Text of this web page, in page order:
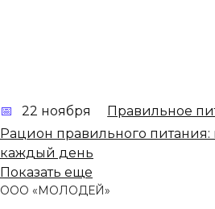
22 ноября Правильное
Рацион правильного
каждый день
Показать еще
ООО «МОЛОДЕЙ»